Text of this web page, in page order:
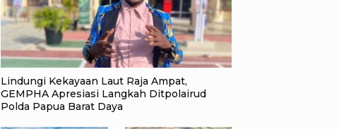
Lindungi Kekayaan Laut Raja Ampat,
GEMPHA Apresiasi Langkah Ditpolairud
Polda Papua Barat Daya